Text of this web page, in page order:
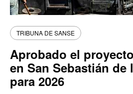
TRIBUNA DE SANSE
Aprobado el
en San Sebastián de
para 2026